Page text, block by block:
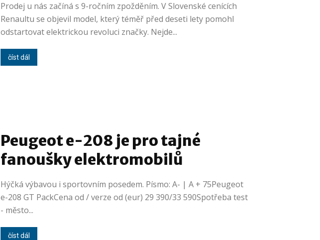
Prodej u nás začíná s 9-ročním zpožděním. V Slovenské cenících
Renaultu se objevil model, který téměř před deseti lety pomohl
odstartovat elektrickou revoluci značky. Nejde...
číst dál
Peugeot e-208 je pro tajné
fanoušky elektromobilů
Hýčká výbavou i sportovním posedem. Písmo: A- | A + 75Peugeot
e-208 GT PackCena od / verze od (eur) 29 390/33 590Spotřeba test
- město...
číst dál